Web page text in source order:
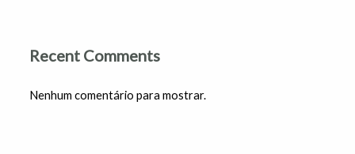
Recent Comments
Nenhum comentário para mostrar.